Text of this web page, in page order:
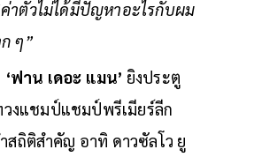
าตัวไม่ได้มีปัญหาอะไรกับผม
ๆ”
‘ฟาน เดอะ แมน’ยิงประตู
งแชมป์แชมป์พรีเมียร์ลีก